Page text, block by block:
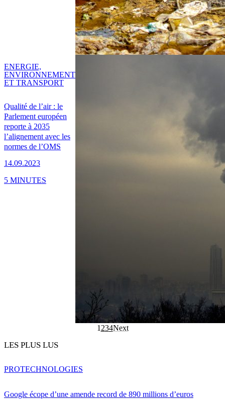
Qualité de l’air : le
Parlement européen
reporte à 2035
l’alignement avec les
normes de l’OMS
14.09.2023
ENERGIE,
ENVIRONNEMENT
ET TRANSPORT
5 MINUTES
1 234Next
LES PLUS LUS
Google écope d’une amende record de 890 millions d’euros
PROTECHNOLOGIES